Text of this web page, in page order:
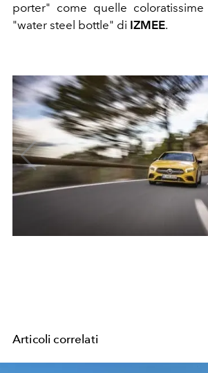
porter" come quelle
"water steel bottle" di IZMEE.
Articoli correlati